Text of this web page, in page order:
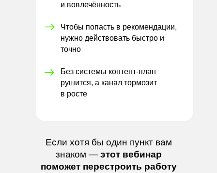
Если хотя бы один пункт вам
знаком — этот вебинар
поможет перестроить работу
и вовлечённость
Чтобы попасть в рекомендации,
нужно действовать быстро и
точно
Без системы контент-план
рушится, а канал тормозит
в росте